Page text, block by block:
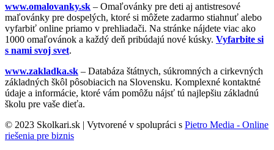
www.omalovanky.sk – Omaľovánky pre deti aj antistresové
maľovánky pre dospelých, ktoré si môžete zadarmo stiahnuť alebo
vyfarbiť online priamo v prehliadači. Na stránke nájdete viac ako
1000 omaľovánok a každý deň pribúdajú nové kúsky. Vyfarbite si
s nami svoj svet.
www.zakladka.sk – Databáza štátnych, súkromných a cirkevných
základných škôl pôsobiacich na Slovensku. Komplexné kontaktné
údaje a informácie, ktoré vám pomôžu nájsť tú najlepšiu základnú
školu pre vaše dieťa.
© 2023 Skolkari.sk | Vytvorené v spolupráci s Pietro Media - Online
riešenia pre biznis